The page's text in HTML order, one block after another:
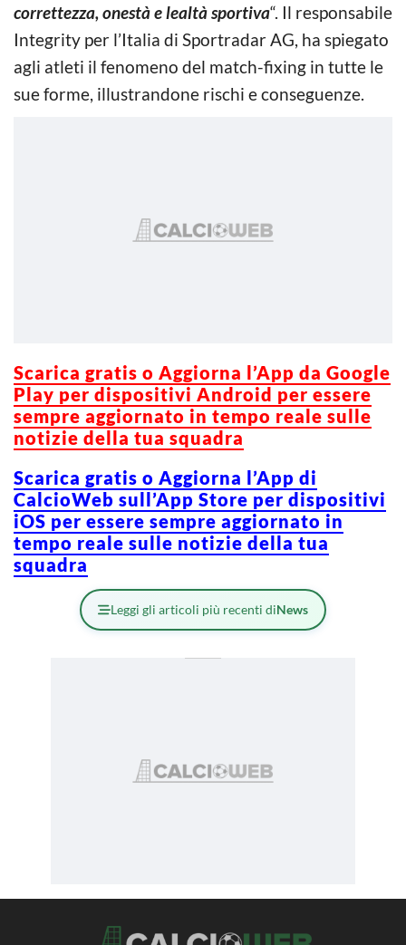
correttezza, onestà e lealtà sportiva“. Il responsabile
Integrity per l’Italia di Sportradar AG, ha spiegato
agli atleti il fenomeno del match-fixing in tutte le
sue forme, illustrandone rischi e conseguenze.
Scarica gratis o Aggiorna l’App da Google
Play per dispositivi Android per essere
sempre aggiornato in tempo reale sulle
notizie della tua squadra
Scarica gratis o Aggiorna l’App di
CalcioWeb sull’App Store per dispositivi
iOS per essere sempre aggiornato in
tempo reale sulle notizie della tua
squadra
Leggi gli articoli più recenti diNews